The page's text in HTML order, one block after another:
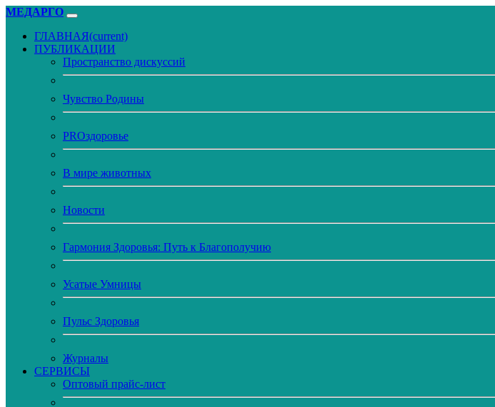
МЕДАРГО
ГЛАВНАЯ(current)
ПУБЛИКАЦИИ
Пространство дискуссий
Чувство Родины
PROздоровье
В мире животных
Новости
Гармония Здоровья: Путь к Благополучию
Усатые Умницы
Пульс Здоровья
Журналы
CЕРВИСЫ
Оптовый прайс-лист